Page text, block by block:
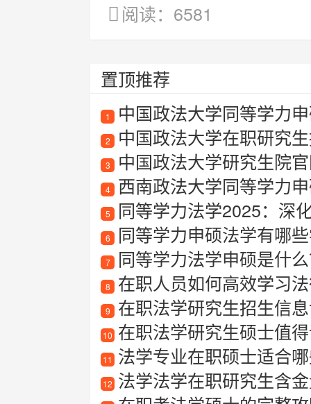
阅读：6581
置顶推荐
1 中国政法大学同等学力
2 中国政法大学在职研究
3 中国政法大学研究生院
4 西南政法大学同等学力
5 同等学力法学2025：深
6 同等学力申硕法学有哪
7 同等学力法学申硕是什
8 在职人员如何高效学习
9 在职法学研究生招生信息
10 在职法学研究生硕士值
11 法学专业在职硕士适合哪些
12 法学法学在职研究生含